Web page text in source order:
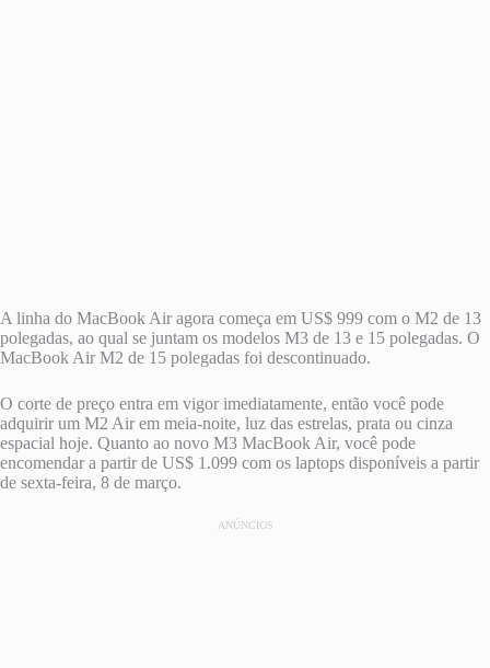
A linha do MacBook Air agora começa em US$ 999 com o M2 de 13
polegadas, ao qual se juntam os modelos M3 de 13 e 15 polegadas. O
MacBook Air M2 de 15 polegadas foi descontinuado.
O corte de preço entra em vigor imediatamente, então você pode
adquirir um M2 Air em meia-noite, luz das estrelas, prata ou cinza
espacial hoje. Quanto ao novo M3 MacBook Air, você pode
encomendar a partir de US$ 1.099 com os laptops disponíveis a partir
de sexta-feira, 8 de março.
ANÚNCIOS